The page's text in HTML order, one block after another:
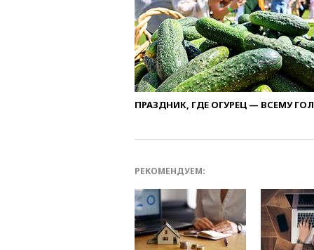
ПРАЗДНИК, ГДЕ ОГУРЕЦ — ВСЕМУ
РЕКОМЕНДУЕМ: